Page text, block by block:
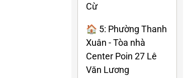
Cừ
🏠 5: Phường Thanh
Xuân - Tòa nhà
Center Poin 27 Lê
Văn Lương